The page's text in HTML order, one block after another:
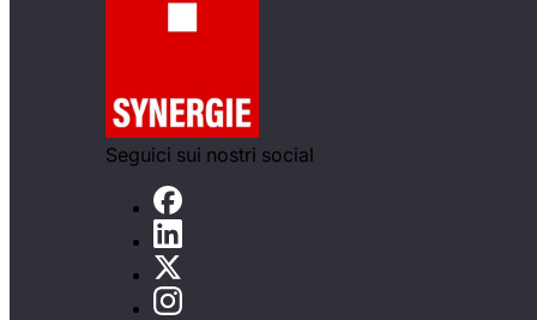
Seguici sui nostri social